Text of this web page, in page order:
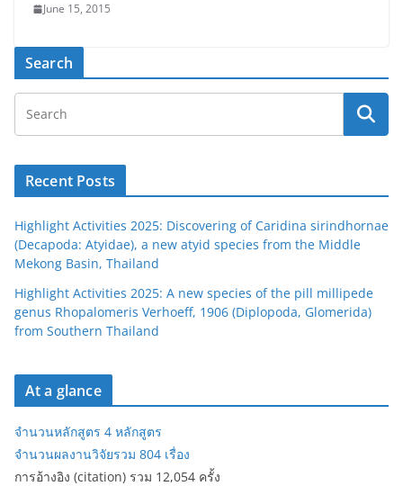
June 15, 2015
Search
Recent Posts
Highlight Activities 2025: Discovering of Caridina sirindhornae
(Decapoda: Atyidae), a new atyid species from the Middle
Mekong Basin, Thailand
Highlight Activities 2025: A new species of the pill millipede
genus Rhopalomeris Verhoeff, 1906 (Diplopoda, Glomerida)
from Southern Thailand
At a glance
จำนวนหลักสูตร 4 หลักสูตร
จำนวนผลงานวิจัยรวม 804 เรื่อง
การอ้างอิง (citation) รวม 12,054 ครั้ง